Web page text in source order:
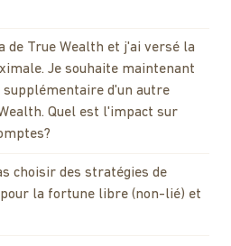
de True Wealth et j'ai versé la
Je souhaite maintenant
d'un autre
Quel est l'impact sur
choisir des stratégies de
la fortune libre (non-lié) et